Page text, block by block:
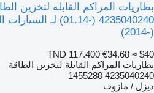
(2014-)
TND 117.400 €34.68 ≈ $40
بطاريات المراكم القابلة لتخزين الطاقة
4235040240 1455280
ديزل / مازوت